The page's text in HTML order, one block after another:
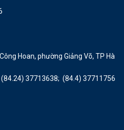
Hoan, phường Giảng Võ, TP Hà
(84.24) 37713638; (84.4) 37711756